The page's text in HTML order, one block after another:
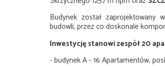
Budynek został zaprojektowany
budowli, przez co doskonale
Inwestycję stanowi zespół 20
- budynek A- 16 Apartamentów,